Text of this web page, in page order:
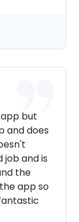
but
and does
job and is
the
app so